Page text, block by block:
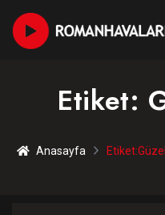
Etiket:
Anasayfa Etiket: